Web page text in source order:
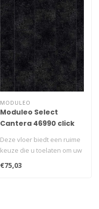
MODULEO
Moduleo Select
Cantera 46990 click
Deze vloer biedt een ruime
keuze die u toelaten om uw
unieke ruimte te creëren..
€75,03